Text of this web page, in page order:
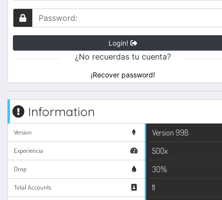
Login!
¿No recuerdas tu cuenta?
¡Recover password!
Information
Version Version 99B
Experiencia 500x
Drop 30%
Total Accounts 11